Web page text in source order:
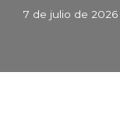
7 de julio de 2026